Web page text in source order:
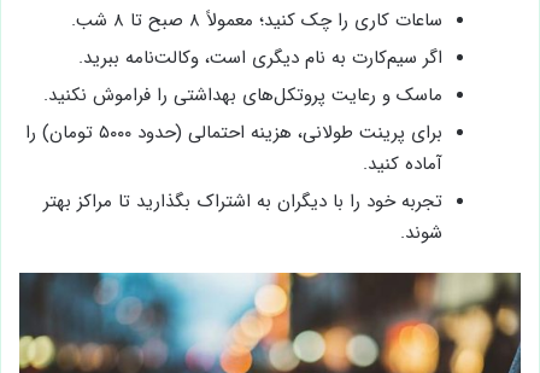
ساعات کاری را چک کنید؛ معمولاً ۸ صبح تا ۸ شب.
اگر سیم‌کارت به نام دیگری است، وکالت‌نامه ببرید.
ماسک و رعایت پروتکل‌های بهداشتی را فراموش نکنید.
برای پرینت طولانی، هزینه احتمالی (حدود ۵۰۰۰ تومان) را
آماده کنید.
تجربه خود را با دیگران به اشتراک بگذارید تا مراکز بهتر
شوند.